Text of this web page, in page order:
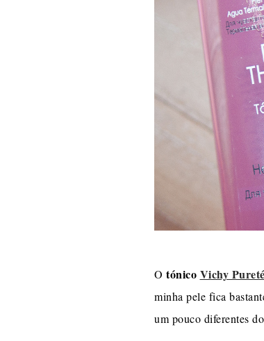
O tónico Vichy
minha pele fica
um pouco diferentes